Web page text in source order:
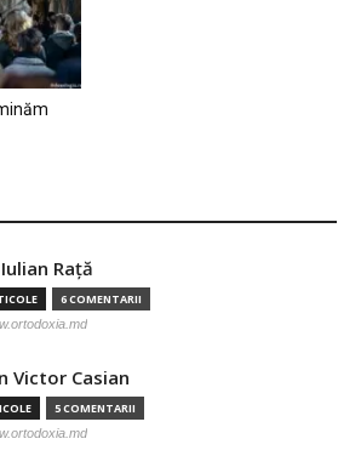
Raţă
6 COMENTARII
Victor Casian
5 COMENTARII